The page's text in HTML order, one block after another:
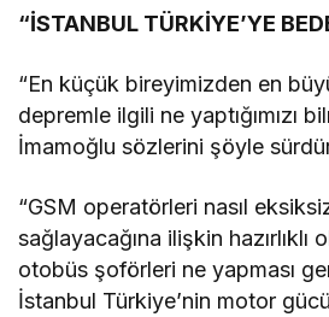
“İSTANBUL TÜRKİYE’YE
“En küçük bireyimizden en
depremle ilgili ne yaptığımızı
İmamoğlu sözlerini şöyle
“GSM operatörleri nasıl
sağlayacağına ilişkin hazırlıklı
otobüs şoförleri ne yapması
İstanbul Türkiye’nin motor